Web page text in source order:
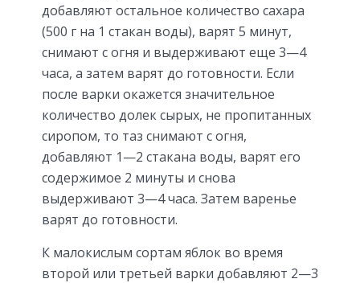
добавляют остальное количество сахара
(500 г на 1 стакан воды), варят 5 минут,
снимают с огня и выдерживают еще 3—4
часа, а затем варят до готовности. Если
после варки окажется значительное
количество долек сырых, не пропитанных
сиропом, то таз снимают с огня,
добавляют 1—2 стакана воды, варят его
содержимое 2 минуты и снова
выдерживают 3—4 часа. Затем варенье
варят до готовности.
К малокислым сортам яблок во время
второй или третьей варки добавляют 2—3